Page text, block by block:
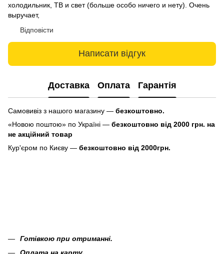
холодильник, ТВ и свет (больше особо ничего и нету). Очень
выручает,
Відповісти
Написати відгук
Доставка Оплата Гарантія
Самовивіз з нашого магазину — безкоштовно.
«Новою поштою» по Україні — безкоштовно від 2000 грн. на
не акційний товар
Кур'єром по Києву — безкоштовно від 2000грн.
Готівкою при отриманні.